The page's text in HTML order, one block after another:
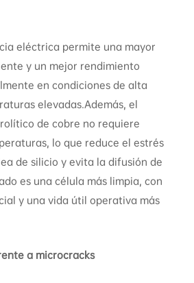
eléctrica permite una mayor
y un mejor rendimiento
en condiciones de alta
elevadas.Además, el
de cobre no requiere
lo que reduce el estrés
de silicio y evita la difusión de
es una célula más limpia, con
y una vida útil operativa más
a microcracks